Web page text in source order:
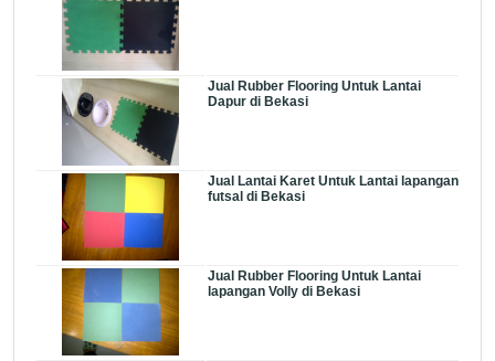
Jual Rubber Flooring Untuk Lantai
Dapur di Bekasi
Jual Lantai Karet Untuk Lantai lapangan
futsal di Bekasi
Jual Rubber Flooring Untuk Lantai
lapangan Volly di Bekasi